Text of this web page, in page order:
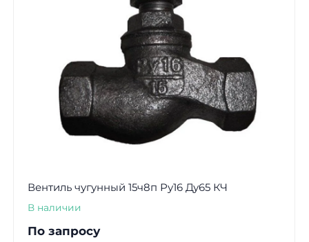
Вентиль чугунный 15ч8п Ру16 Ду65 КЧ
В наличии
По запросу